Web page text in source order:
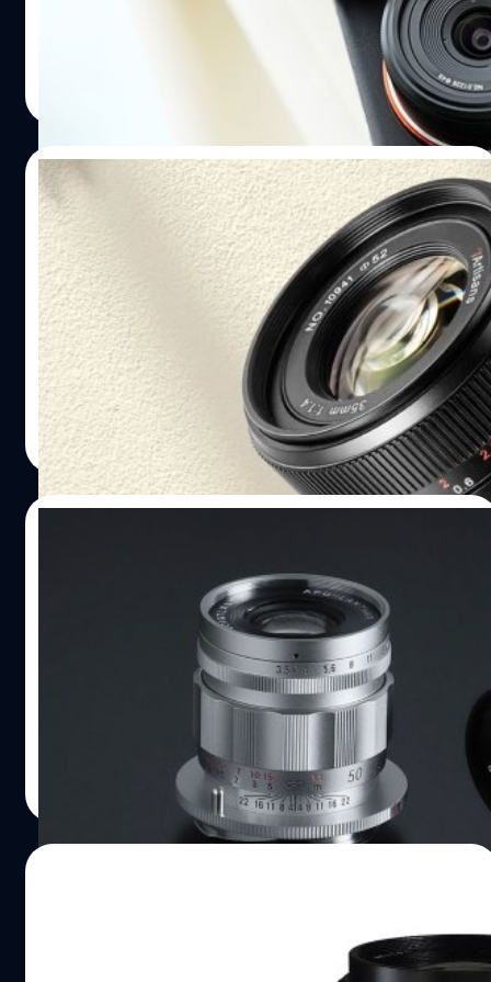
ตัวเพียง 146 กรัม เท่านั้น ในราคาเบา ๆ ! เจ้า 18mm F5.6 ตัวนี้
วัสดุกระบอกเลนส์ทำจากโลหะทั้งหมด แต่ระบบโฟกัสเป็นแบบ
manual ซึ่งแปลว่าเราจะต้องหมุนแหวนโฟกัสด้วยตัวเองครับ
ไม่มีระบบ AF มาให้ และรูรับแสงยังเป็นแบบคงที่ ที่ F5.6 ไม่
สามารถปรับได้ เพื่อให้ขนาดตัวเลนส์เล็กที่สุด (แต่ด้วยระยะ
18mm รูรับแสง F5.6 แบบนี้ การโฟกัสแบบ manual จึงทำได้
ง่าย เพราะตัวเลนส์เน้นชัดลึกอยู่แล้วนั่นเอง) สเปก 7artisan
18mm F5.6 ราคา 7artisan 18mm F5.6 มีราคาค่าตัวอยู่ที่ 89
เหรียญ…
25/08/2024
เปิดตัว 7Artisans 35mm F1.4 Mark III เลนส์
มือหมุนฟูลเฟรมรุ่นอัปเกรด เพิ่มคุณภาพด้วย
ชิ้นเลนส์ ED
ค่ายเลนส์อิสระ 7Artisans ประกาศเปิดตัวเลนส์มือหมุนไวแสง
รุ่นใหม่ '7Artisans 35mm F1.4 Mark III' สำหรับกล้องฟูล
เฟรมมิเรอร์เลส ที่เป็นการตีบวกจากรุ่นก่อนหน้าให้คุณภาพที่ดี
กว่าเดิม ในเมาท์ Sony E, Leica L, Canon RF และ Nikon Z
สำหรับ 7Artisans 35mm F1.4 Mark III มาพร้อมกับ
โครงสร้างชิ้นเลนส์ 7 ชิ้น จัดเป็น 5 กลุ่ม กับชิ้นเลนส์พิเศษ
High Reflection 1 ชิ้น และมีการเพิ่ม ED อีก 1 ชิ้น เข้ามาในรุ่น
นี้ครับ ทำให้แก้อาการเหลื่อมสีอย่างขอบม่วงขอบเขียวได้ดีกว่า
รุ่นที่ผ่าน ๆ มา พร้อมกับฟีเจอร์ใหม่สวิตช์ปรับเสียงคลิกของรู
อีกทั้งยังมีการเพิ่มสีใหม่เข้ามาในรุ่นนี้ จากสีดำแบบเดิมก็ยังมีสี
เทา Medium-Gray Titanium Silver Finish ให้เลือกด้วยเช่น
กันครับ พร้อมกับเพิ่มสเกล…
บดินทร์ ตันวิเชียร| 712 days ago
Read More
เปิดตัว Voigtlander APO-Lanthar 50mm
F3.5 Type I, Type II เลนส์มือหมุนกลิ่นอายวิน
เทจ เมาท์ Leica M
Cosina เปิดตัวเลนส์ซีรีส์ Voigtlander APO-Lanthar รุ่นใหม่
50mm F3.5 Type I และ Type II ครับ โดยมีความพิเศษตรงที่
มีบอดี 2 เวอร์ชัน Type I เน้นหน้าตาคลาสสิกตัวเล็กเบากว่า
และ Type II ในเวอร์ชันแบบปกติ สำหรับเมาท์ VM (Leica M-
mount) สำหรับทั้ง 2 เวอร์ชันแตกต่างกันที่ตัวกระบอกเลนส์
กับน้ำหนักเท่านั้นครับ โดยมาพร้อมกับโครงสร้างชิ้นเลนส์ 8
ชิ้น จัดเป็น 6 กลุ่ม พร้อมชิ้นเลนส์พิเศษ Anomalous partial-
dispersion 4 ชิ้น ที่ช่วยดึงคุณภาพออกมาได้อย่างดีเยี่ยม
| 751 days ago
หมุนไวแสง เตรียมเปิดตัวในเมาท์ใหม่ Sony E